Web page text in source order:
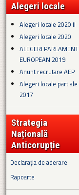
Alegeri locale
Alegeri locale 2020 II
Alegeri locale 2020
ALEGERI PARLAMENT
EUROPEAN 2019
Anunt recrutare AEP
Alegeri locale partiale
2017
Strategia
Națională
Anticorupție
Declarația de aderare
Rapoarte